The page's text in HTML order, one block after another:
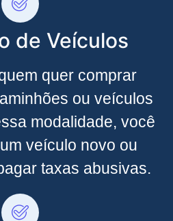
de Veículos
quer comprar
ou veículos
modalidade, você
veículo novo ou
taxas abusivas.